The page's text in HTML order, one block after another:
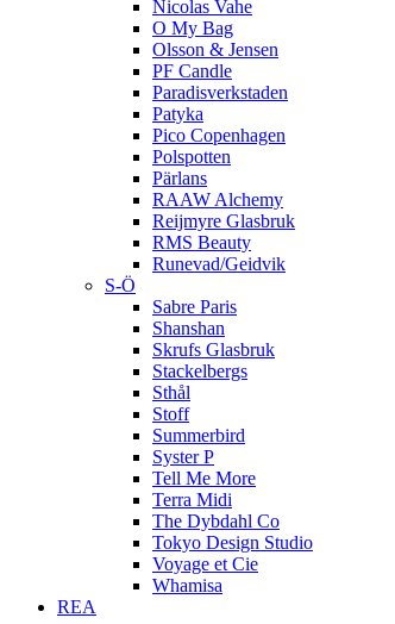
Nicolas Vahe
O My Bag
Olsson & Jensen
PF Candle
Paradisverkstaden
Patyka
Pico Copenhagen
Polspotten
Pärlans
RAAW Alchemy
Reijmyre Glasbruk
RMS Beauty
Runevad/Geidvik
S-Ö
Sabre Paris
Shanshan
Skrufs Glasbruk
Stackelbergs
Sthål
Stoff
Summerbird
Syster P
Tell Me More
Terra Midi
The Dybdahl Co
Tokyo Design Studio
Voyage et Cie
Whamisa
REA